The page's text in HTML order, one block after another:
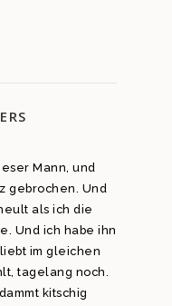
Mann, und
gebrochen. Und
als ich die
Und ich habe ihn
im gleichen
tagelang noch.
kitschig